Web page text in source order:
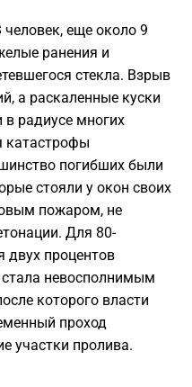
еще около 9
ранения и
стекла. Взрыв
а раскаленные куски
радиусе многих
катастрофы
погибших были
стояли у окон своих
пожаром, не
Для 80-
двух процентов
невосполнимым
которого власти
проход
участки пролива.